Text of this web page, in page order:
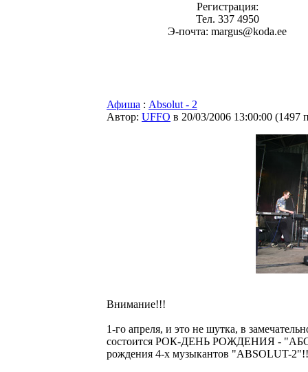
Регистрация:
Тел. 337 4950
Э-почта: margus@koda.ee
Афиша : Absolut - 2
Автор: UFFO в 20/03/2006 13:00:00 (1497
Внимание!!!
1-го апреля, и это не шутка, в
состоится РОК-ДЕНЬ РОЖДЕНИЯ -
рождения 4-х музыкантов "ABSOLUT-